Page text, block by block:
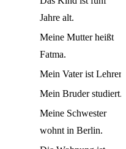
Jahre alt.
Meine Mutter heißt
Fatma.
Mein Vater ist Lehrer.
Mein Bruder studiert.
Meine Schwester
wohnt in Berlin.